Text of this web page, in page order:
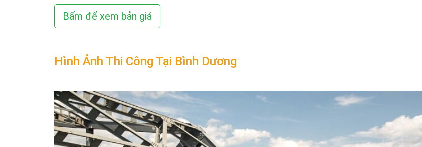
Bấm để xem bản giá
Hình Ảnh Thi Công Tại Bình Dương